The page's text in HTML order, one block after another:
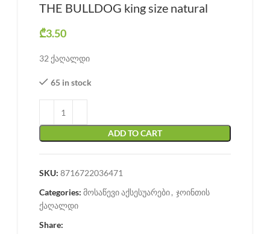
THE BULLDOG king size natural
₾3.50
32 ქაღალდი
65 in stock
ADD TO CART
SKU: 8716722036471
Categories: მოსაწევი აქსესუარები, ჯოინთის
ქაღალდი
Share: